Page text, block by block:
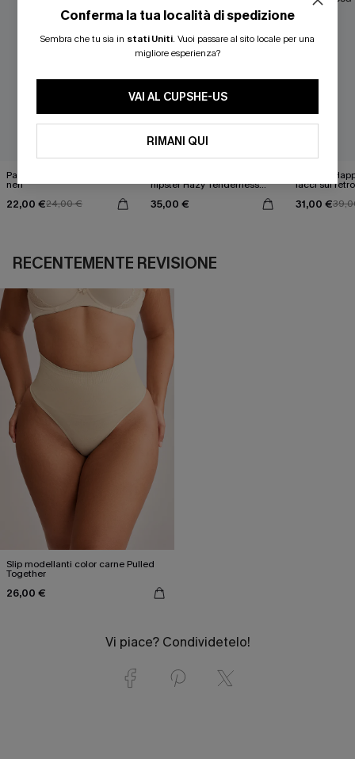
Pareo midi con lacci laterali
neri
22,00 €24,00 €
hipster Hazy Tenderness
35,00 €
Release
lacci sul
31,00 €
RECENTEMENTE REVISIONE
Slip modellanti color carne Pulled
Together
26,00 €
Vi piace? Condividetelo!
Conferma la tua località di spedizione
Sembra che tu sia in stati Uniti. Vuoi passare al sito locale per una
migliore esperienza?
VAI AL CUPSHE-US
RIMANI QUI